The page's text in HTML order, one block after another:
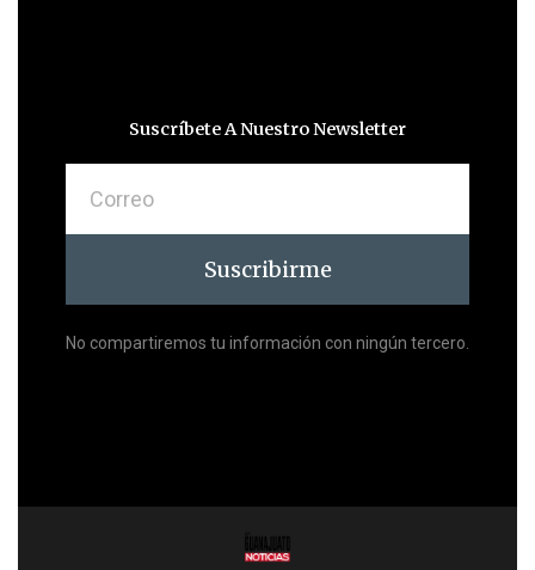
Suscríbete A Nuestro Newsletter
Suscribirme
No compartiremos tu información con ningún tercero.